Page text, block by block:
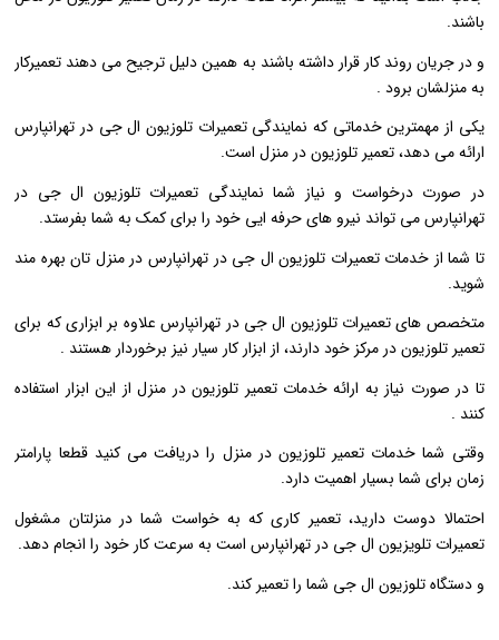
باشند.
و در جریان روند کار قرار داشته باشند به همین دلیل ترجیح می دهند تعمیرکار
به منزلشان برود .
یکی از مهمترین خدماتی که نمایندگی تعمیرات تلوزیون ال جی در تهرانپارس
ارائه می دهد، تعمیر تلوزیون در منزل است.
در صورت درخواست و نیاز شما نمایندگی تعمیرات تلوزیون ال جی در
تهرانپارس می تواند نیرو های حرفه ایی خود را برای کمک به شما بفرستد.
تا شما از خدمات تعمیرات تلوزیون ال جی در تهرانپارس در منزل تان بهره مند
شوید.
متخصص های تعمیرات تلوزیون ال جی در تهرانپارس علاوه بر ابزاری که برای
تعمیر تلوزیون در مرکز خود دارند، از ابزار کار سیار نیز برخوردار هستند .
تا در صورت نیاز به ارائه خدمات تعمیر تلوزیون در منزل از این ابزار استفاده
کنند .
وقتی شما خدمات تعمیر تلوزیون در منزل را دریافت می کنید قطعا پارامتر
زمان برای شما بسیار اهمیت دارد.
احتمالا دوست دارید، تعمیر کاری که به خواست شما در منزلتان مشغول
تعمیرات تلویزیون ال جی در تهرانپارس است به سرعت کار خود را انجام دهد.
و دستگاه تلوزیون ال جی شما را تعمیر کند.